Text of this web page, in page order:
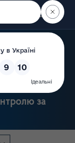
Пошук
за